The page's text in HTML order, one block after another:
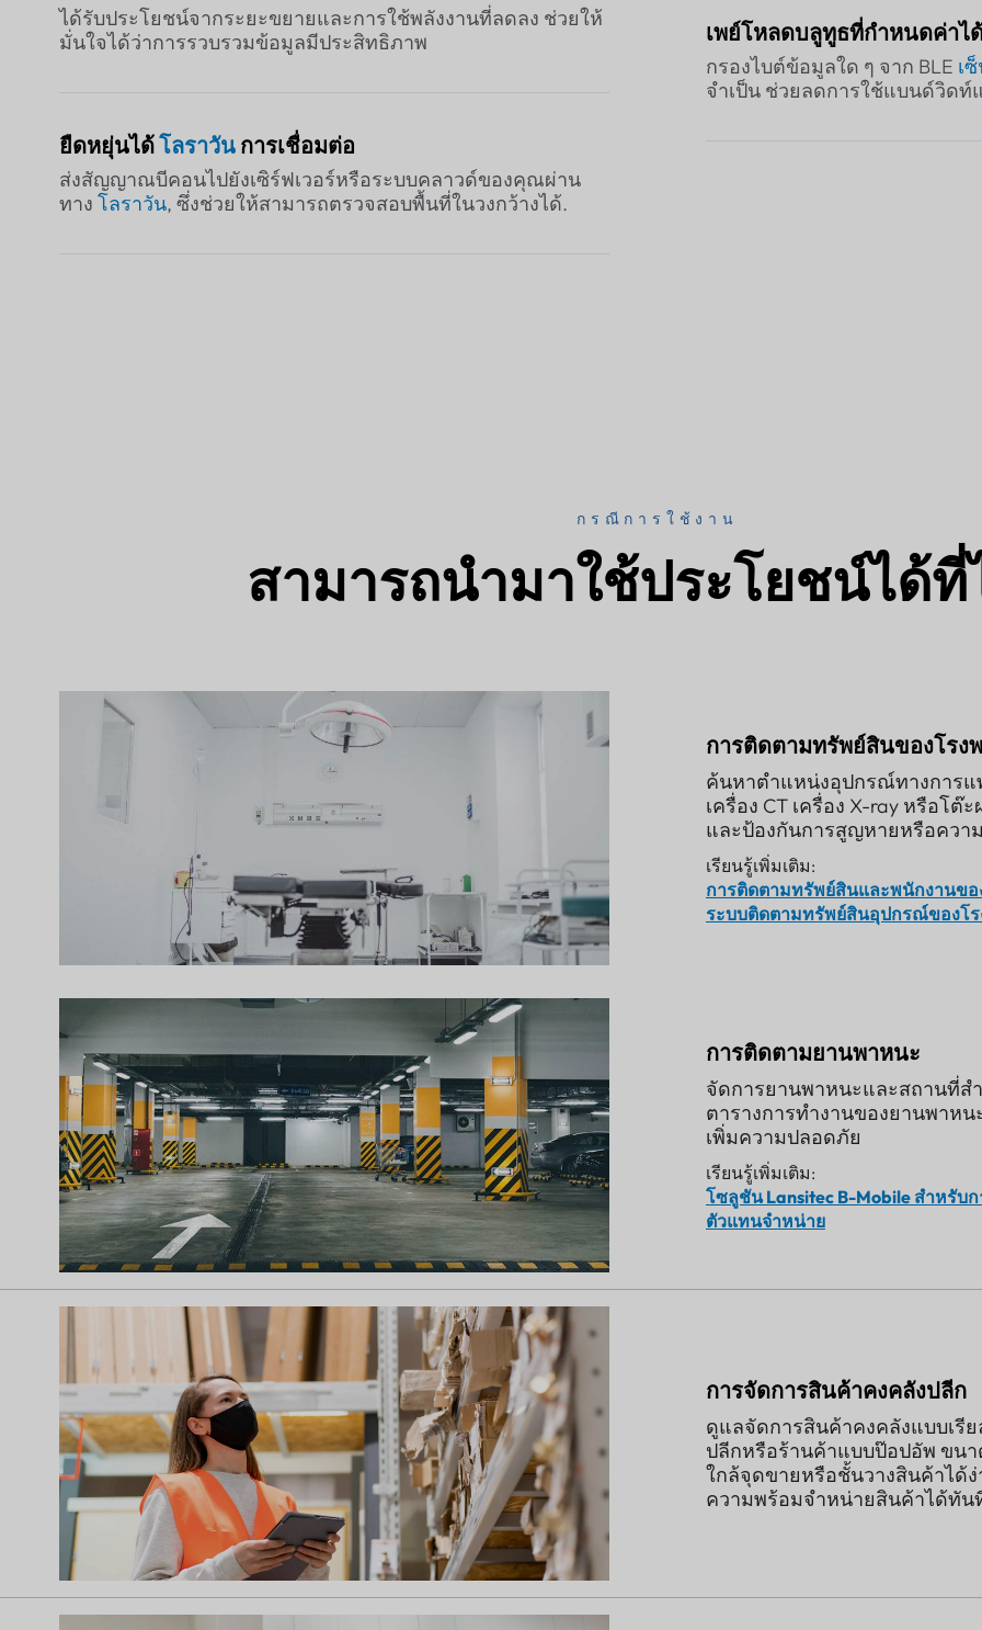
ได้รับประโยชน์จากระยะขยายและการใช้พลังงานที่ลดลง ช่วยให้
มั่นใจได้ว่าการรวบรวมข้อมูลมีประสิทธิภาพ
ยืดหยุ่นได้โลราวัน การเชื่อมต่อ
ส่งสัญญาณบีคอนไปยังเซิร์ฟเวอร์หรือระบบคลาวด์ของคุณผ่าน
ทาง โลราวัน, ซึ่งช่วยให้สามารถตรวจสอบพื้นที่ในวงกว้างได้.
เพย์โหลดบลูทูธที่กำหนดค่าไ
กรองไบต์ข้อมูลใด ๆ จาก BLE เ
จำเป็น ช่วยลดการใช้แบนด์วิดท์
กรณีการใช้งาน
สามารถนำมาใช้ประโยชน์ได้
การติดตามทรัพย์สินของโรง
ค้นหาตำแหน่งอุปกรณ์ทางการแ
เครื่อง CT เครื่อง X-ray หรือโต๊
และป้องกันการสูญหายหรือควา
เรียนรู้เพิ่มเติม:
การติดตามทรัพย์สินและพนักงานขอ
ระบบติดตามทรัพย์สินอุปกรณ์ของโ
การติดตามยานพาหนะ
จัดการยานพาหนะและสถานที่ส
ตารางการทำงานของยานพาห
เพิ่มความปลอดภัย
เรียนรู้เพิ่มเติม:
โซลูชัน Lansitec B-Mobile สำหรั
ตัวแทนจำหน่าย
การจัดการสินค้าคงคลังปลีก
ดูแลจัดการสินค้าคงคลังแบบเรี
ปลีกหรือร้านค้าแบบป๊อปอัพ ขน
ใกล้จุดขายหรือชั้นวางสินค้าได้ง่
ความพร้อมจำหน่ายสินค้าได้ทัน